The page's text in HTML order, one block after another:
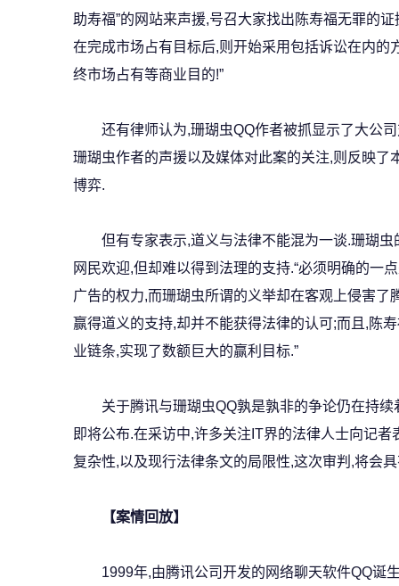
助寿福”的网站来声援,号召大家找出陈寿福无罪的
在完成市场占有目标后,则开始采用包括诉讼在内的
终市场占有等商业目的!”
还有律师认为,珊瑚虫QQ作者被抓显示了大公司
珊瑚虫作者的声援以及媒体对此案的关注,则反映了
博弈.
但有专家表示,道义与法律不能混为一谈.珊瑚虫
网民欢迎,但却难以得到法理的支持.“必须明确的一
广告的权力,而珊瑚虫所谓的义举却在客观上侵害了
赢得道义的支持,却并不能获得法律的认可;而且,陈
业链条,实现了数额巨大的赢利目标.”
关于腾讯与珊瑚虫QQ孰是孰非的争论仍在持续
即将公布.在采访中,许多关注IT界的法律人士向记
复杂性,以及现行法律条文的局限性,这次审判,将会
【案情回放】
1999年,由腾讯公司开发的网络聊天软件QQ诞